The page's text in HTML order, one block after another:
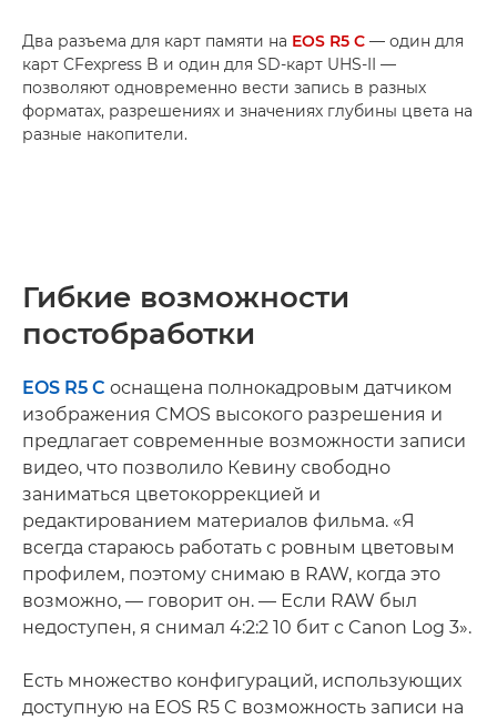
Два разъема для карт памяти на EOS R5 C — один для
карт CFexpress B и один для SD-карт UHS-II —
позволяют одновременно вести запись в разных
форматах, разрешениях и значениях глубины цвета на
разные накопители.
Гибкие возможности
постобработки
EOS R5 C оснащена полнокадровым датчиком
изображения CMOS высокого разрешения и
предлагает современные возможности записи
видео, что позволило Кевину свободно
заниматься цветокоррекцией и
редактированием материалов фильма. «Я
всегда стараюсь работать с ровным цветовым
профилем, поэтому снимаю в RAW, когда это
возможно, — говорит он. — Если RAW был
недоступен, я снимал 4:2:2 10 бит с Canon Log 3».
Есть множество конфигураций, использующих
доступную на EOS R5 C возможность записи на